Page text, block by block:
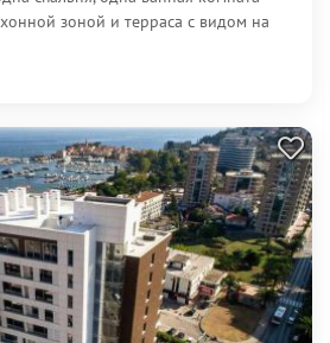
зоной и терраса с видом на